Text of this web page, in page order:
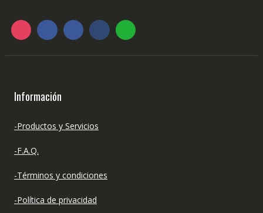
Información
-Productos y Servicios
-F.A.Q.
-Términos y condiciones
-Política de privacidad